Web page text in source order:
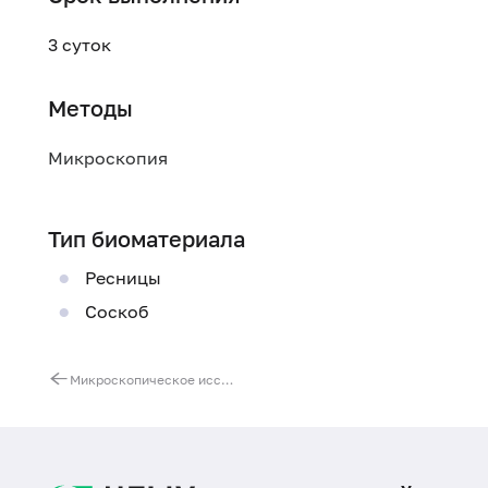
3 суток
Методы
Микроскопия
Тип биоматериала
Ресницы
Соскоб
Микроскопическое исследование мазка со слизистой оболочки носа